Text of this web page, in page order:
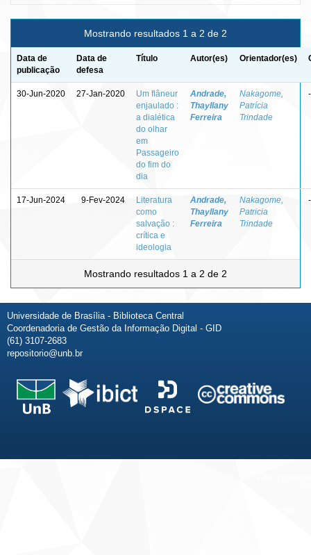
Mostrando resultados 1 a 2 de 2
Data de
publicação
Data de
defesa
Título Autor(es) Orientador(es)
30-Jun-2020 27-Jan-2020
Um flâneur
enjaulado :
a dialética
do olhar
em
Passageiro
do fim do
dia
Andrade,
Thayllany
Ferreira
Nakagome,
Patrícia
Trindade
-
17-Jun-2024 9-Fev-2024
Literatura
como
salvação :
crítica e
ideologia
Andrade,
Thayllany
Ferreira
Nakagome,
Patricia
Trindade
-
Mostrando resultados 1 a 2 de 2
Universidade de Brasília - Biblioteca Central
Coordenadoria de Gestão da Informação Digital - GID
(61) 3107-2683
repositorio@unb.br